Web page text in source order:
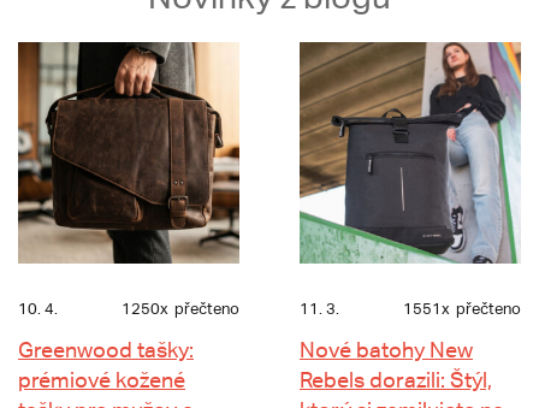
10. 4. 1250x přečteno
Greenwood tašky:
prémiové kožené
11. 3. 1551x přečteno
Nové batohy New
Rebels dorazili: Štýl,